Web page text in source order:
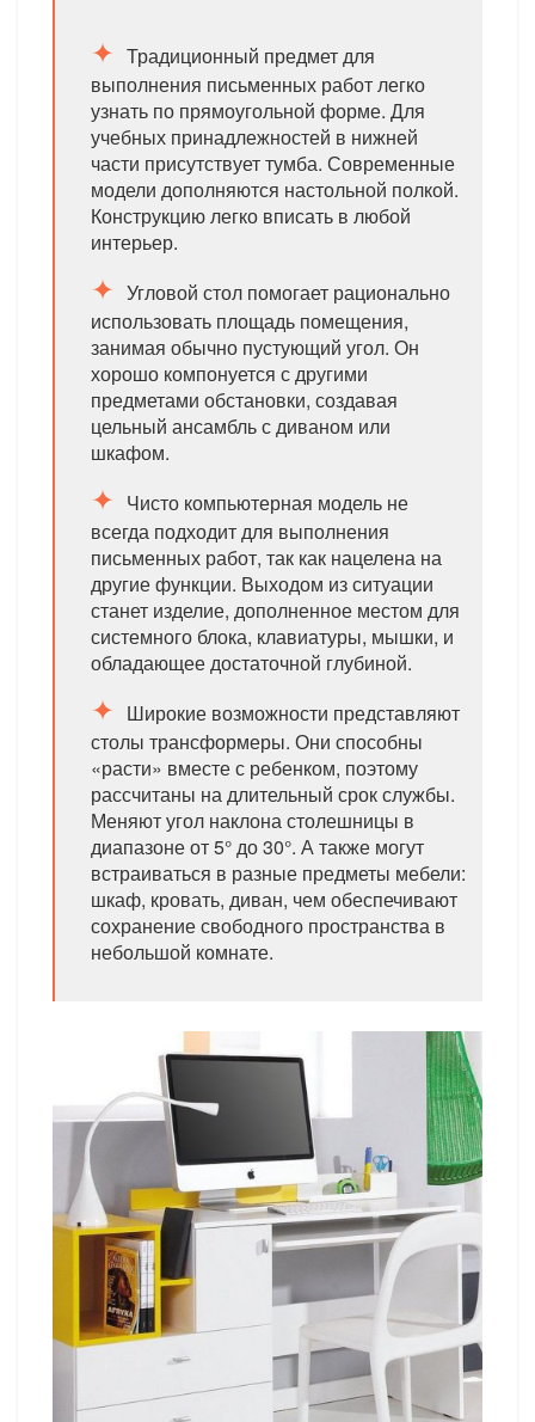
Традиционный предмет для
выполнения письменных работ легко
узнать по прямоугольной форме. Для
учебных принадлежностей в нижней
части присутствует тумба. Современные
модели дополняются настольной полкой.
Конструкцию легко вписать в любой
интерьер.
Угловой стол помогает рационально
использовать площадь помещения,
занимая обычно пустующий угол. Он
хорошо компонуется с другими
предметами обстановки, создавая
цельный ансамбль с диваном или
шкафом.
Чисто компьютерная модель не
всегда подходит для выполнения
письменных работ, так как нацелена на
другие функции. Выходом из ситуации
станет изделие, дополненное местом для
системного блока, клавиатуры, мышки, и
обладающее достаточной глубиной.
Широкие возможности представляют
столы трансформеры. Они способны
«расти» вместе с ребенком, поэтому
рассчитаны на длительный срок службы.
Меняют угол наклона столешницы в
диапазоне от 5° до 30°. А также могут
встраиваться в разные предметы мебели:
шкаф, кровать, диван, чем обеспечивают
сохранение свободного пространства в
небольшой комнате.